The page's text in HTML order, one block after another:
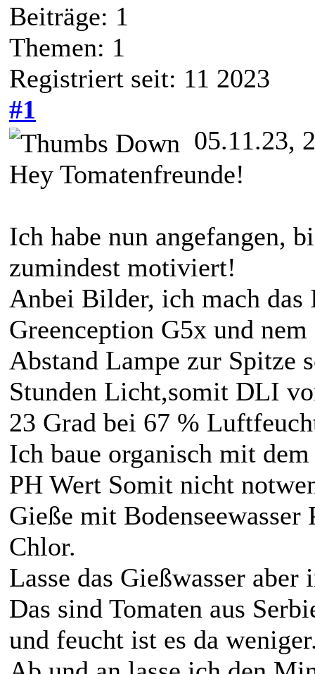
Beiträge: 1
Themen: 1
Registriert seit: 11 2023
#1
05.11.23,
Hey Tomatenfreunde!
Ich habe nun angefangen,
zumindest motiviert!
Anbei Bilder, ich mach
Greenception G5x und
Abstand Lampe zur Spitze
Stunden Licht,somit DLI
23 Grad bei 67 %
Ich baue organisch mit
PH Wert Somit nicht
Gieße mit
Chlor.
Lasse das Gießwasser aber
Das sind Tomaten aus
und feucht ist es da